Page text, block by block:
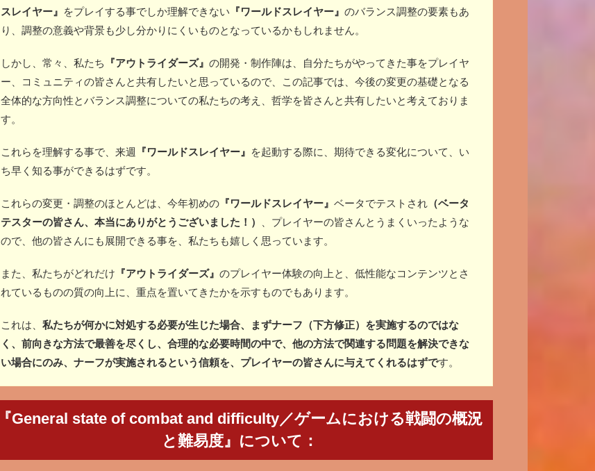
スレイヤー』 をプレイする事でしか理解できない 『ワールドスレイヤー』 のバランス調整の要素もあ
り、調整の意義や背景も少し分かりにくいものとなっているかもしれません。
しかし、常々、私たち 『アウトライダーズ』 の開発・制作陣は、自分たちがやってきた事をプレイヤ
ー、コミュニティの皆さんと共有したいと思っているので、この記事では、今後の変更の基礎となる
全体的な方向性とバランス調整についての私たちの考え、哲学を皆さんと共有したいと考えておりま
す。
これらを理解する事で、来週 『ワールドスレイヤー』 を起動する際に、期待できる変化について、い
ち早く知る事ができるはずです。
これらの変更・調整のほとんどは、今年初めの 『ワールドスレイヤー』 ベータでテストされ （ベータ
テスターの皆さん、本当にありがとうございました！）
、プレイヤーの皆さんとうまくいったような
ので、他の皆さんにも展開できる事を、私たちも嬉しく思っています。
また、私たちがどれだけ 『アウトライダーズ』 のプレイヤー体験の向上と、低性能なコンテンツとさ
れているものの質の向上に、重点を置いてきたかを示すものでもあります。
これは、 私たちが何かに対処する必要が生じた場合、まずナーフ（下方修正）を実施するのではな
く、前向きな方法で最善を尽くし、合理的な必要時間の中で、他の方法で関連する問題を解決できな
い場合にのみ、ナーフが実施されるという信頼を、プレイヤーの皆さんに与えてくれるはずです。
『General state of combat and difficulty／ゲームにおける戦闘の概況
と難易度』について：